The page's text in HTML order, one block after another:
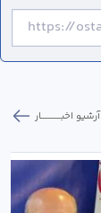
آرشیو اخبـــــــــــار